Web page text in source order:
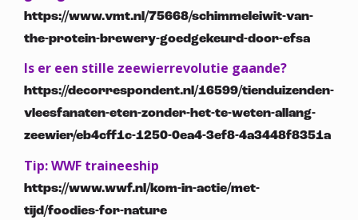
https://www.vmt.nl/75668/schimmeleiwit-van-
the-protein-brewery-goedgekeurd-door-efsa
Is er een stille zeewierrevolutie gaande?
https://decorrespondent.nl/16599/tienduizenden-
vleesfanaten-eten-zonder-het-te-weten-allang-
zeewier/eb4cff1c-1250-0ea4-3ef8-4a3448f8351a
Tip: WWF traineeship
https://www.wwf.nl/kom-in-actie/met-
tijd/foodies-for-nature